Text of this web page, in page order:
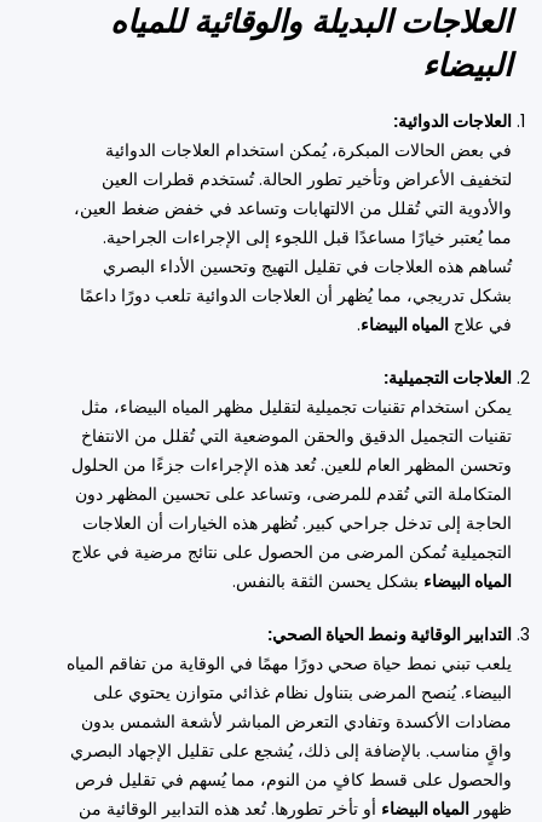
العلاجات البديلة والوقائية للمياه
البيضاء
العلاجات الدوائية:
في بعض الحالات المبكرة، يُمكن استخدام العلاجات الدوائية
لتخفيف الأعراض وتأخير تطور الحالة. تُستخدم قطرات العين
والأدوية التي تُقلل من الالتهابات وتساعد في خفض ضغط العين،
مما يُعتبر خيارًا مساعدًا قبل اللجوء إلى الإجراءات الجراحية.
تُساهم هذه العلاجات في تقليل التهيج وتحسين الأداء البصري
بشكل تدريجي، مما يُظهر أن العلاجات الدوائية تلعب دورًا داعمًا
في علاج المياه البيضاء.
العلاجات التجميلية:
يمكن استخدام تقنيات تجميلية لتقليل مظهر المياه البيضاء، مثل
تقنيات التجميل الدقيق والحقن الموضعية التي تُقلل من الانتفاخ
وتحسن المظهر العام للعين. تُعد هذه الإجراءات جزءًا من الحلول
المتكاملة التي تُقدم للمرضى، وتساعد على تحسين المظهر دون
الحاجة إلى تدخل جراحي كبير. تُظهر هذه الخيارات أن العلاجات
التجميلية تُمكن المرضى من الحصول على نتائج مرضية في علاج
المياه البيضاء بشكل يحسن الثقة بالنفس.
التدابير الوقائية ونمط الحياة الصحي:
يلعب تبني نمط حياة صحي دورًا مهمًا في الوقاية من تفاقم المياه
البيضاء. يُنصح المرضى بتناول نظام غذائي متوازن يحتوي على
مضادات الأكسدة وتفادي التعرض المباشر لأشعة الشمس بدون
واقٍ مناسب. بالإضافة إلى ذلك، يُشجع على تقليل الإجهاد البصري
والحصول على قسط كافٍ من النوم، مما يُسهم في تقليل فرص
ظهور المياه البيضاء أو تأخر تطورها. تُعد هذه التدابير الوقائية من